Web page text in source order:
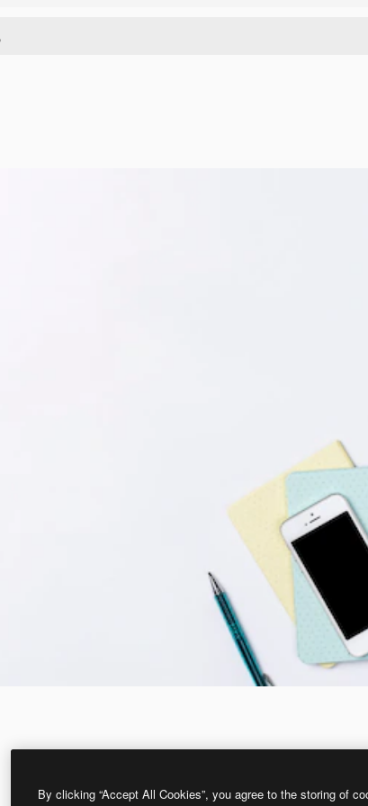
By clicking “Accept All Cookies”, you agree to the storing of